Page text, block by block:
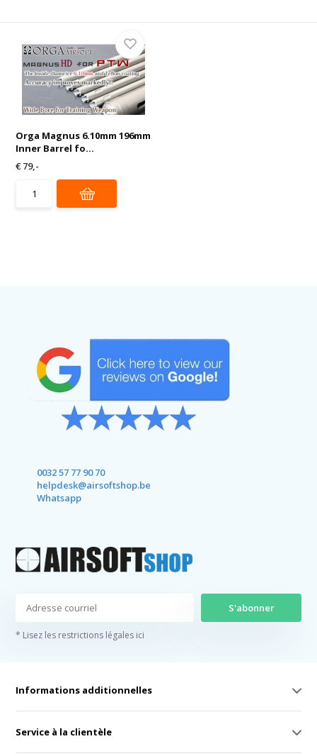
Orga Magnus 6.10mm 196mm
Inner Barrel fo...
€ 79,-
0032 57 77 90 70
helpdesk@airsoftshop.be
Whatsapp
S'abonner
* Lisez les restrictions légales ici
Informations additionnelles
Service à la clientèle